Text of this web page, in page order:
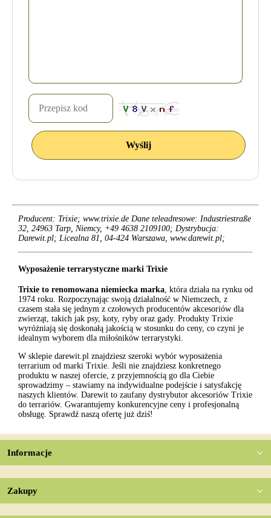
Producent: Trixie; www.trixie.de Dane teleadresowe: Industriestraße
32, 24963 Tarp, Niemcy, +49 4638 2109100; Dystrybucja:
Darewit.pl; Licealna 81, 04-424 Warszawa, www.darewit.pl;
Wyposażenie terrarystyczne marki Trixie
Trixie to renomowana niemiecka marka, która działa na rynku od
1974 roku. Rozpoczynając swoją działalność w Niemczech, z
czasem stała się jednym z czołowych producentów akcesoriów dla
zwierząt, takich jak psy, koty, ryby oraz gady. Produkty Trixie
wyróżniają się doskonałą jakością w stosunku do ceny, co czyni je
idealnym wyborem dla miłośników terrarystyki.
W sklepie darewit.pl znajdziesz szeroki wybór wyposażenia
terrarium od marki Trixie. Jeśli nie znajdziesz konkretnego
produktu w naszej ofercie, z przyjemnością go dla Ciebie
sprowadzimy – stawiamy na indywidualne podejście i satysfakcję
naszych klientów. Darewit to zaufany dystrybutor akcesoriów Trixie
do terrariów. Gwarantujemy konkurencyjne ceny i profesjonalną
obsługę. Sprawdź naszą ofertę już dziś!
Informacje
Zakupy